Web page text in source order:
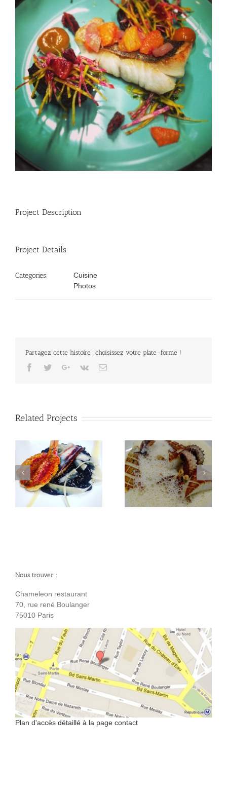
Project Description
Project Details
Categories:
Cuisine
Photos
Partagez cette histoire , choisissez votre plate-forme !
Facebook
TwitterGoogle+
Vk Email
Related Projects
Seiche Grillée noisettes Fleurs d’acacia
Nous trouver :
Chameleon restaurant
70, rue rené Boulanger
75010 Paris
Plan d'accès détaillé à la page contact